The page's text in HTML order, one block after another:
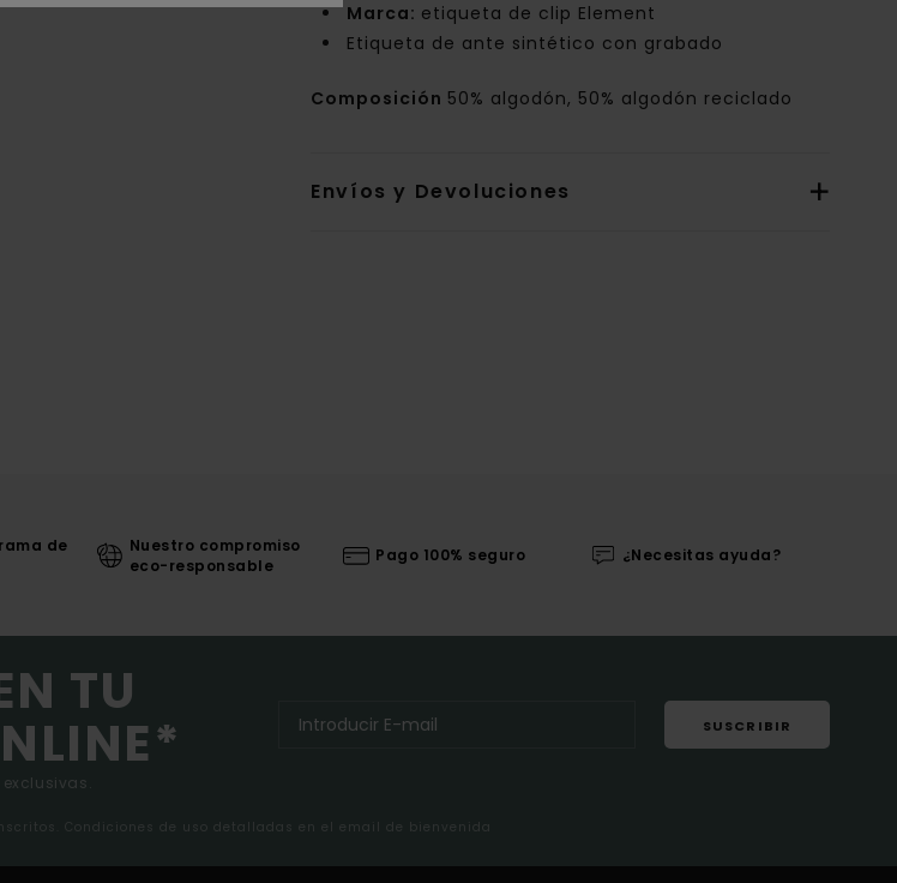
Marca: etiqueta de clip Element
Etiqueta de ante sintético con grabado
Composición 50% algodón, 50% algodón reciclado
Envíos y Devoluciones
de
Nuestro compromiso
eco-responsable
Pago 100% seguro ¿Necesitas ayuda?
TU
SUSCRIBIR
Condiciones de uso detalladas en el email de bienvenida